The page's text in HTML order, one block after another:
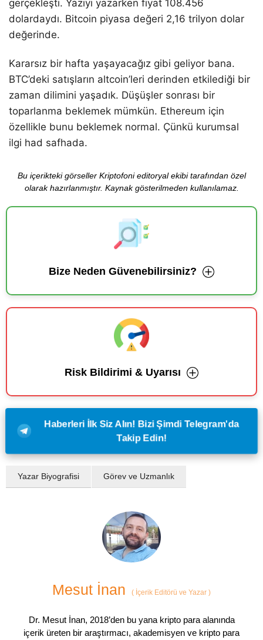
gerçekleşti. Yazıyı yazarken fiyat 108.456
dolardaydı. Bitcoin piyasa değeri 2,16 trilyon dolar
değerinde.
Kararsız bir hafta yaşayacağız gibi geliyor bana.
BTC’deki satışların altcoin’leri derinden etkilediği bir
zaman dilimini yaşadık. Düşüşler sonrası bir
toparlanma beklemek mümkün. Ethereum için
özellikle bunu beklemek normal. Çünkü kurumsal
ilgi had safhada.
Bu içerikteki görseller Kriptofoni editoryal ekibi tarafından özel
olarak hazırlanmıştır. Kaynak gösterilmeden kullanılamaz.
Bize Neden Güvenebilirsiniz?
Risk Bildirimi & Uyarısı
Haberleri İlk Siz Alın! Bizi Şimdi Telegram'da
Takip Edin!
Yazar Biyografisi Görev ve Uzmanlık
Mesut İnan ( İçerik Editörü ve Yazar )
Dr. Mesut İnan, 2018’den bu yana kripto para alanında
içerik üreten bir araştırmacı, akademisyen ve kripto para